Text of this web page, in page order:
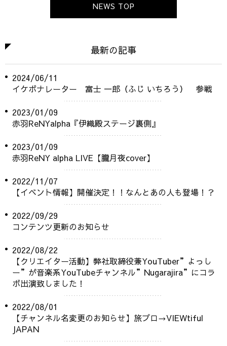
NEWS TOP
最新の記事
2024/06/11
イケボナレーター 富士 一郎（ふじ いちろう） 参戦
2023/01/09
赤羽ReNYalpha『伊織殿ステージ裏側』
2023/01/09
赤羽ReNY alpha LIVE【朧月夜cover】
2022/11/07
【イベント情報】開催決定！！なんとあの人も登場！？
2022/09/29
コンテンツ更新のお知らせ
2022/08/22
【クリエイター活動】弊社取締役兼YouTuber”よっし
ー”が音楽系YouTubeチャンネル”Nugarajira”にコラ
ボ出演致しました！
2022/08/01
【チャンネル名変更のお知らせ】旅プロ→VIEWtiful
JAPAN